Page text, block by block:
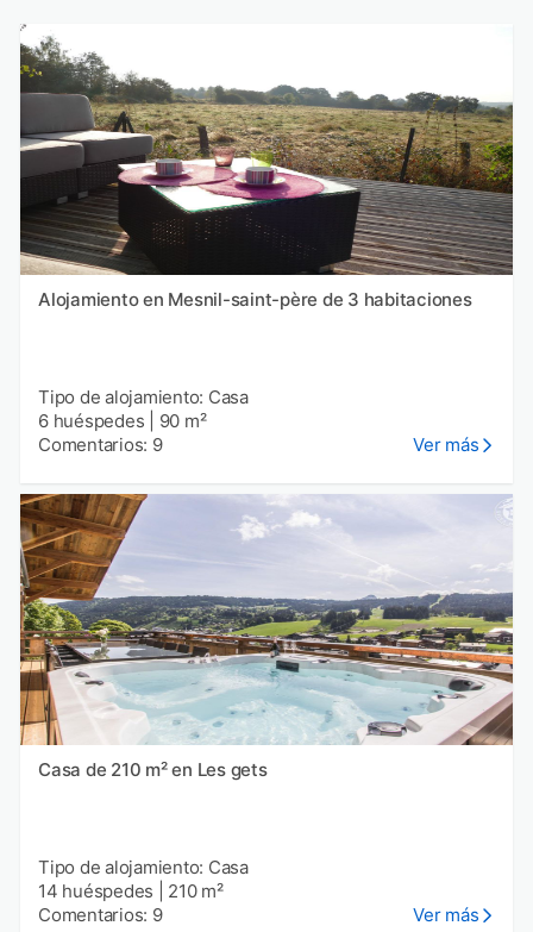
Alojamiento en Mesnil-saint-père de 3 habitaciones
Tipo de alojamiento: Casa
6 huéspedes
90 m²
Comentarios: 9
Ver más
Casa de 210 m² en Les gets
Tipo de alojamiento: Casa
14 huéspedes
210 m²
Comentarios: 9
Ver más